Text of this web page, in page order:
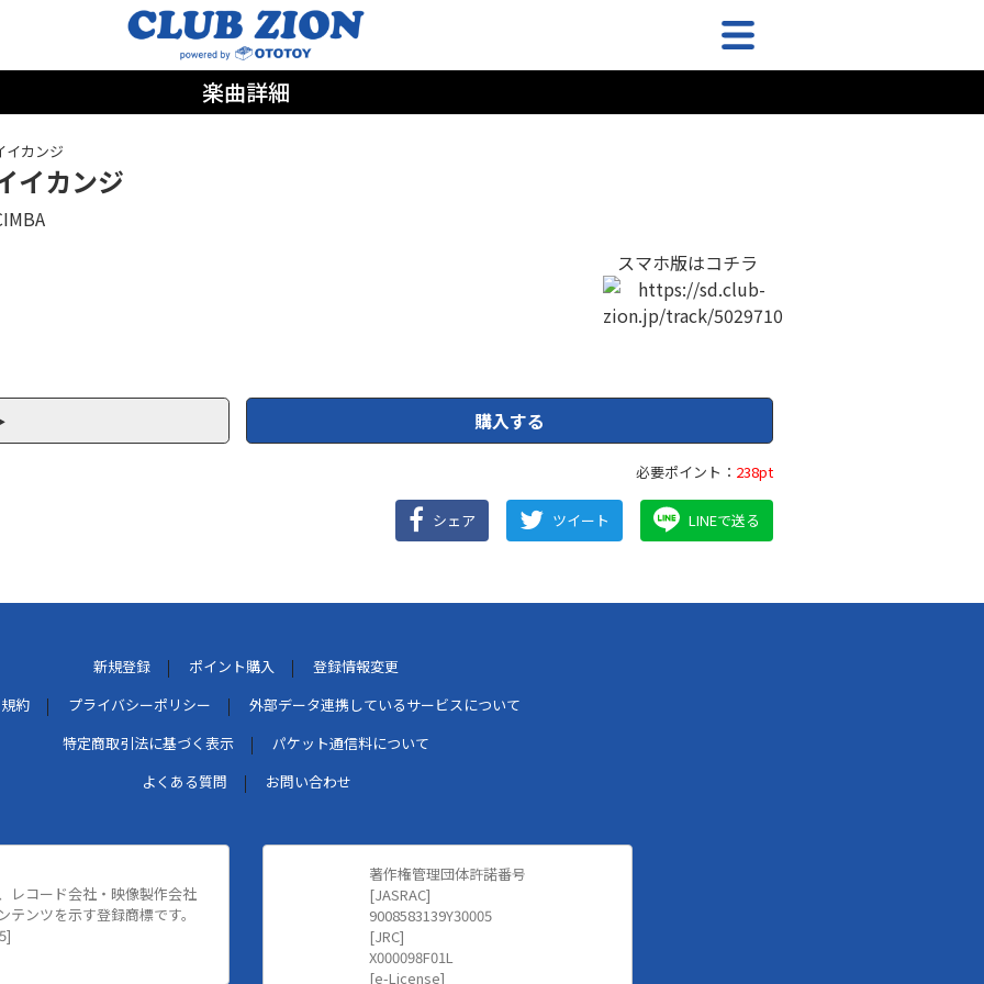
楽曲詳細
イカンジ
イカンジ
スマホ版はコチラ
購入する
必要ポイント： 238pt
シェア ツイート LINEで送る
新規登録 ポイント購入
登録情報変更
約
プライバシーポリシー
外部データ連携しているサービスについて
特定商取引法に基づく表示
パケット通信料について
よくある質問
お問い合わせ
レコード会社・映像製作会社
テンツを示す登録商標です。
著作権管理団体許諾番号
[JASRAC]
9008583139Y30005
[JRC]
X000098F01L
[e-License]